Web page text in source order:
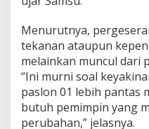
Menurutnya,
tekanan ataupun
melainkan muncul dari
“Ini murni soal
paslon 01 lebih pantas
butuh pemimpin yang
perubahan,” jelasnya.